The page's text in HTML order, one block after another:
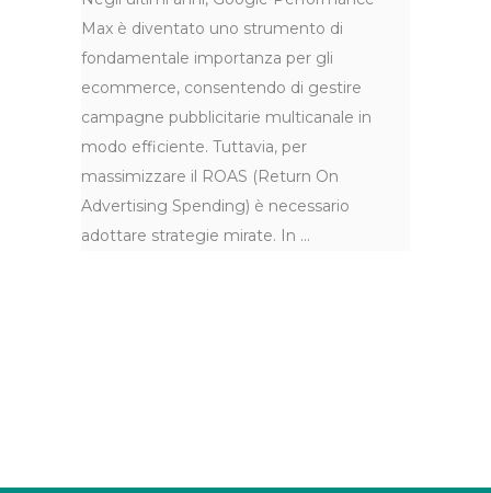
Max è diventato uno strumento di
fondamentale importanza per gli
ecommerce, consentendo di gestire
campagne pubblicitarie multicanale in
modo efficiente. Tuttavia, per
massimizzare il ROAS (Return On
Advertising Spending) è necessario
adottare strategie mirate. In